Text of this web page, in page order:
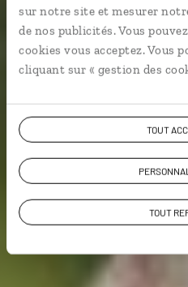
sur notre site et mesurer
de nos publicités. Vous
cookies vous acceptez. Vous
cliquant sur « gestion des
TOUT
TOUT
Séjour avec safaris dans
Faune & safari
VOIR LA